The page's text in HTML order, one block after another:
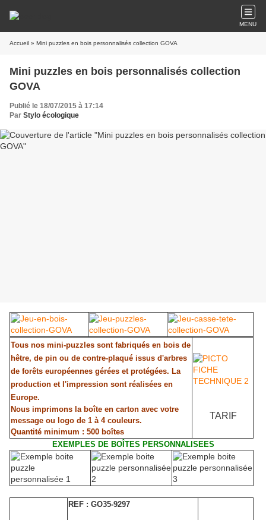
MENU
Accueil » Mini puzzles en bois personnalisés collection GOVA
Mini puzzles en bois personnalisés collection
GOVA
Publié le 18/07/2015 à 17:14
Par Stylo écologique
Tous nos mini-puzzles sont fabriqués en bois de
hêtre, de pin ou de contre-plaqué issus d'arbres
de forêts européennes gérées et protégées. La
production et l'impression sont réalisées en
Europe.
Nous imprimons la boîte en carton avec votre
message ou logo de 1 à 4 couleurs.
Quantité minimum : 500 boîtes
TARIF
EXEMPLES DE BOÎTES PERSONNALISEES
REF : GO35-9297